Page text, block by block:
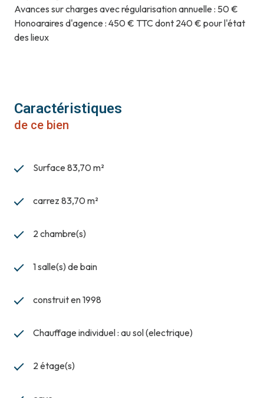
Avances sur charges avec régularisation annuelle : 50 €
Honoaraires d'agence : 450 € TTC dont 240 € pour l'état
des lieux
Caractéristiques
de ce bien
Surface 83,70 m²
carrez 83,70 m²
2 chambre(s)
1 salle(s) de bain
construit en 1998
Chauffage individuel : au sol (electrique)
2 étage(s)